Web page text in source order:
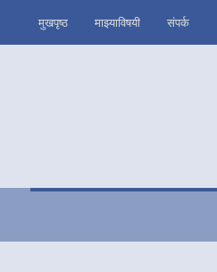
मुखपृष्ठ माझ्याविषयी संपर्क